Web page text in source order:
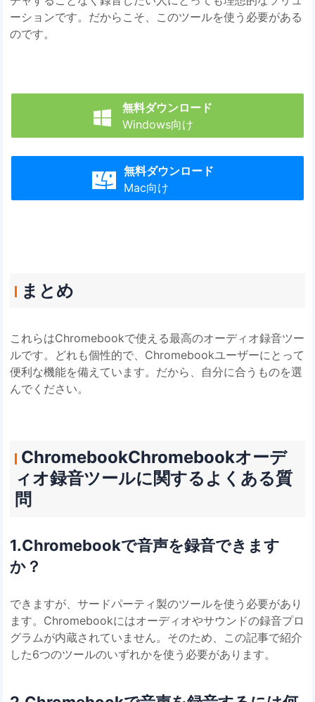
ーションです。だからこそ、このツールを使う必要がある
のです。

無料ダウンロード
Windows向け

無料ダウンロード
Mac向け
まとめ
これらはChromebookで使える最高のオーディオ録音ツー
ルです。どれも個性的で、Chromebookユーザーにとって
便利な機能を備えています。だから、自分に合うものを選
んでください。
ChromebookChromebookオーデ
ィオ録音ツールに関するよくある質
問
1.Chromebookで音声を録音できます
か？
できますが、サードパーティ製のツールを使う必要があり
ます。Chromebookにはオーディオやサウンドの録音プロ
グラムが内蔵されていません。そのため、この記事で紹介
した6つのツールのいずれかを使う必要があります。